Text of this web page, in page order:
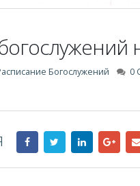
Богослужений 0